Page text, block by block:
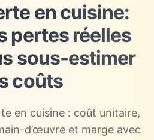
en cuisine:
pertes réelles
sous-estimer
coûts
en cuisine : coût unitaire,
d’œuvre et marge avec